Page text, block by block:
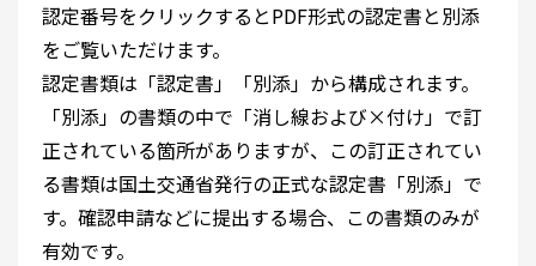
認定番号をクリックするとPDF形式の認定書と別添
をご覧いただけます。
認定書類は「認定書」「別添」から構成されます。
「別添」の書類の中で「消し線および×付け」で訂
正されている箇所がありますが、この訂正されてい
る書類は国土交通省発行の正式な認定書「別添」で
す。確認申請などに提出する場合、この書類のみが
有効です。